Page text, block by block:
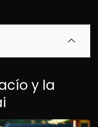
y la